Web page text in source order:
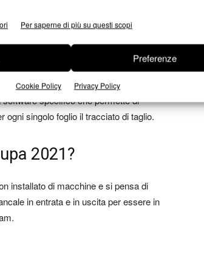
Per saperne di più su questi scopi
Preferenze
Cookie Policy Privacy Policy
aumentando la gamma di
possibilità di nobilitazione del lavoro
in tempi rapidi i cambiamenti delle
una macchina analogica in quanto è
impilato viene automaticamente
software specifico che permette di
singolo foglio il tracciato di taglio.
2021?
installato di macchine e si pensa di
in entrata e in uscita per essere in